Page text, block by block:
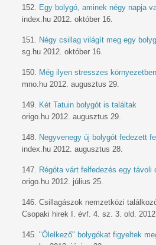
152. Egy bolygó, aminek négy napja
index.hu 2012. október 16.
151. Négy csillag világít meg egy
sg.hu 2012. október 16.
150. Még ilyen stresszes
mno.hu 2012. augusztus 29.
149. Két Tatuin bolygót is találtak
origo.hu 2012. augusztus 29.
148. Negyvenegy új bolygót fedezett
index.hu 2012. augusztus 28.
147. Régóta várt felfedezés egy távoli
origo.hu 2012. július 25.
146. Csillagászok nemzetközi
Csopaki hirek I. évf. 4. sz. 3. old.
145. "Ölelkező" bolygókat figyeltek